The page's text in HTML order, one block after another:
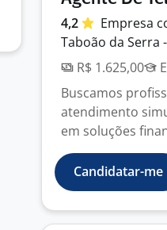
4,2 Empresa
Taboão da Serra
R$ 1.625,00
Buscamos
atendimento
em soluções
Candidatar-me